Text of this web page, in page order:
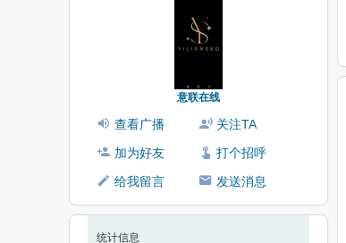
意联在线
查看广播
关注TA
加为好友
打个招呼
给我留言
发送消息
统计信息